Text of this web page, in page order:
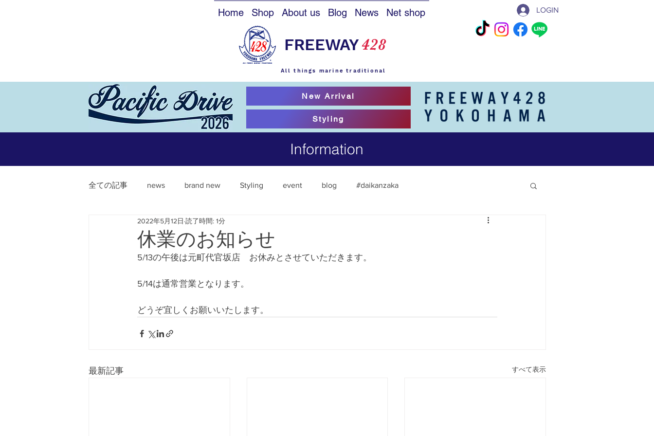
Home Shop About us Blog News Net shop LOGIN
FREEWAY428
All things marine traditional
New Arrival
Styling
Information
全ての記事 news brand new Styling event blog #daikanzaka
#freeway428 #yokohamafreeway #横浜フリー
休業のお知らせ
2022年5月12日 読了時間: 1分
5/13の午後は元町代官坂店　お休みとさせていただきます。
5/14は通常営業となります。
どうぞ宜しくお願いいたします。
最新記事 すべて表示